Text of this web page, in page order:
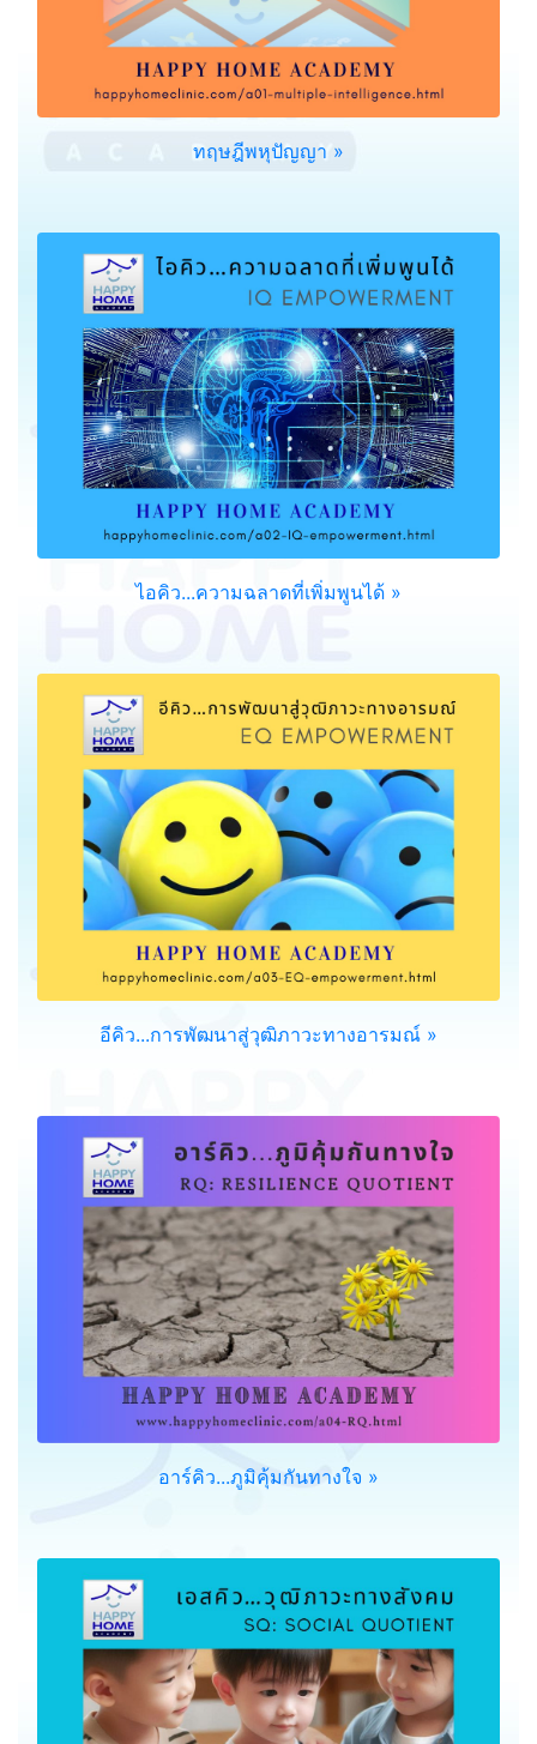
ทฤษฎีพหุปัญญา »
ไอคิว...ความฉลาดที่เพิ่มพูนได้ »
อีคิว...การพัฒนาสู่วุฒิภาวะทางอารมณ์ »
อาร์คิว...ภูมิคุ้มกันทางใจ »